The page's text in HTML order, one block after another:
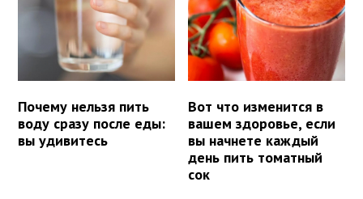
Почему нельзя пить
воду сразу после еды:
вы удивитесь
Вот что изменится в
вашем здоровье, если
вы начнете каждый
день пить томатный
сок